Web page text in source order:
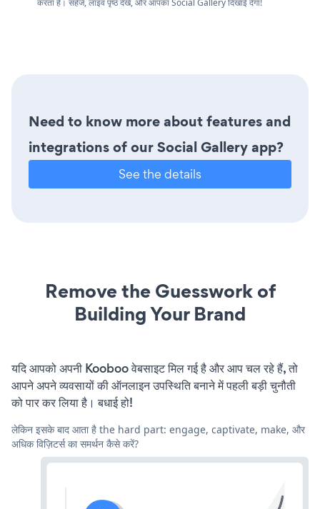
Need to know more about features and
integrations of our Social Gallery app?
See the details
Remove the Guesswork of
Building Your Brand
यदि आपको अपनी Kooboo वेबसाइट मिल गई है और आप चल रहे हैं, तो
आपने अपने व्यवसायों की ऑनलाइन उपस्थिति बनाने में पहली बड़ी चुनौती
को पार कर लिया है। बधाई हो!
लेकिन इसके बाद आता है the hard part: engage, captivate, make, और
अधिक विज़िटर्स का समर्थन कैसे करें?